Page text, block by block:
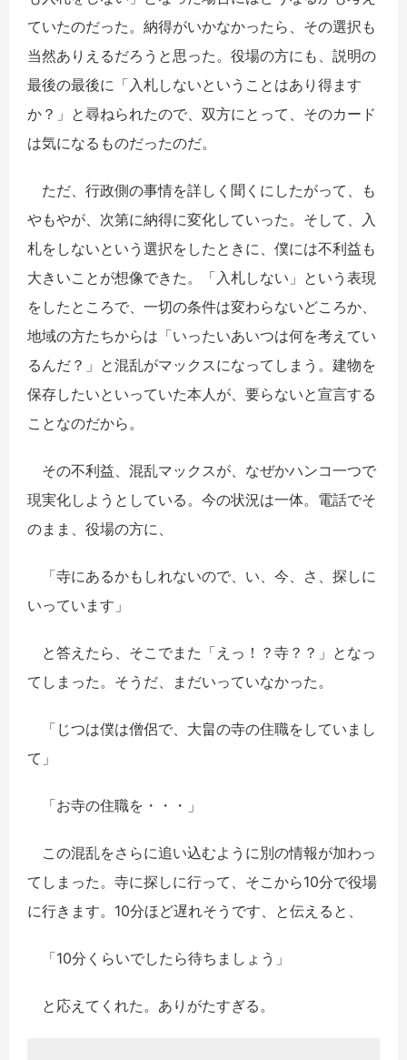
ていたのだった。納得がいかなかったら、その選択も
当然ありえるだろうと思った。役場の方にも、説明の
最後の最後に「入札しないということはあり得ます
か？」と尋ねられたので、双方にとって、そのカード
は気になるものだったのだ。
ただ、行政側の事情を詳しく聞くにしたがって、も
やもやが、次第に納得に変化していった。そして、入
札をしないという選択をしたときに、僕には不利益も
大きいことが想像できた。「入札しない」という表現
をしたところで、一切の条件は変わらないどころか、
地域の方たちからは「いったいあいつは何を考えてい
るんだ？」と混乱がマックスになってしまう。建物を
保存したいといっていた本人が、要らないと宣言する
ことなのだから。
その不利益、混乱マックスが、なぜかハンコ一つで
現実化しようとしている。今の状況は一体。電話でそ
のまま、役場の方に、
「寺にあるかもしれないので、い、今、さ、探しに
いっています」
と答えたら、そこでまた「えっ！？寺？？」となっ
てしまった。そうだ、まだいっていなかった。
「じつは僕は僧侶で、大畠の寺の住職をしていまし
て」
「お寺の住職を・・・」
この混乱をさらに追い込むように別の情報が加わっ
てしまった。寺に探しに行って、そこから10分で役場
に行きます。10分ほど遅れそうです、と伝えると、
「10分くらいでしたら待ちましょう」
と応えてくれた。ありがたすぎる。